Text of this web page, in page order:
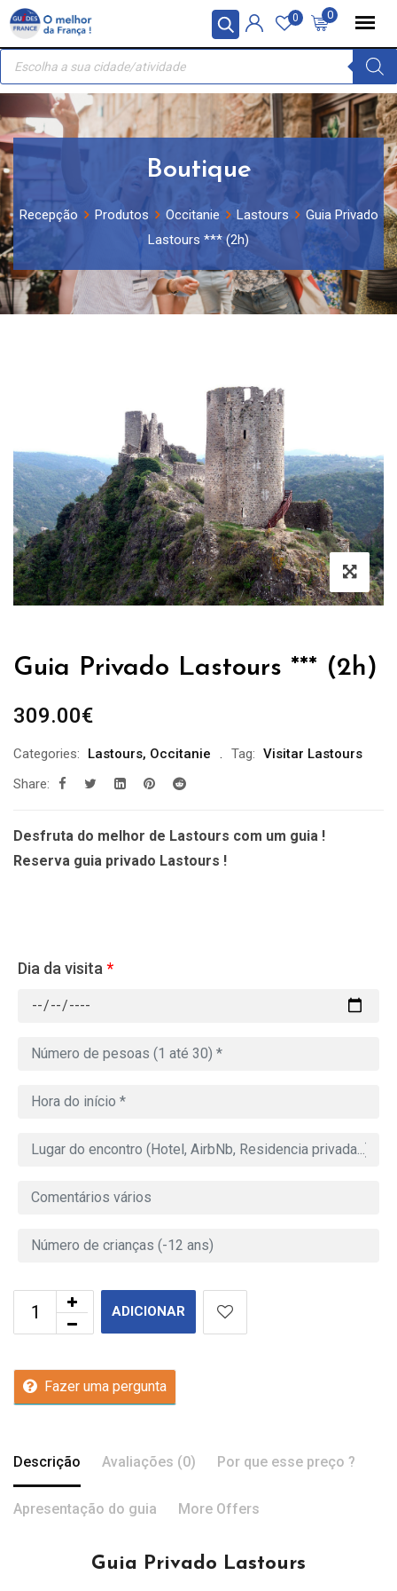
Painel de Gerenciamento de Cookies
Skip
content
0
0
Recherche
produits
Boutique
Recepção Produtos Occitanie Lastours
Guia Privado
Lastours *** (2h)
Guia Privado Lastours *** (2h)
309.00€
Categories: Lastours, Occitanie Tag: Visitar Lastours
Share:
Desfruta do melhor de Lastours com um guia !
Reserva guia privado Lastours !
Dia da visita *
ADICIONAR
Fazer uma pergunta
Descrição Avaliações (0) Por que esse preço ?
Apresentação do guia More Offers
Guia Privado Lastours